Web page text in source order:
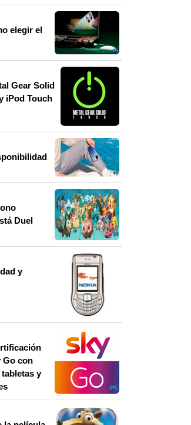
elegir el
Gear Solid
iPod Touch
Duel
y
Go con
y